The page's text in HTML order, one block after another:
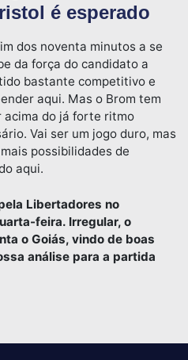
é esperado
dos noventa minutos a se
da força do candidato a
bastante competitivo e
aqui. Mas o Brom tem
acima do já forte ritmo
Vai ser um jogo duro, mas
possibilidades de
aqui.
Libertadores no
feira. Irregular, o
o Goiás, vindo de boas
análise para a partida